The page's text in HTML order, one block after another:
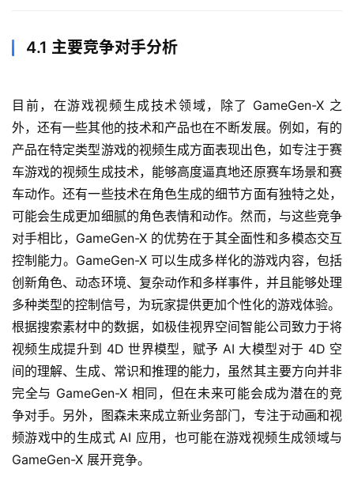
4.1 主要竞争对手分析
目前，在游戏视频生成技术领域，除了 GameGen-X 之
外，还有一些其他的技术和产品也在不断发展。例如，有的
产品在特定类型游戏的视频生成方面表现出色，如专注于赛
车游戏的视频生成技术，能够高度逼真地还原赛车场景和赛
车动作。还有一些技术在角色生成的细节方面有独特之处，
可能会生成更加细腻的角色表情和动作。然而，与这些竞争
对手相比，GameGen-X 的优势在于其全面性和多模态交互
控制能力。GameGen-X 可以生成多样化的游戏内容，包括
创新角色、动态环境、复杂动作和多样事件，并且能够处理
多种类型的控制信号，为玩家提供更加个性化的游戏体验。
根据搜索素材中的数据，如极佳视界空间智能公司致力于将
视频生成提升到 4D 世界模型，赋予 AI 大模型对于 4D 空
间的理解、生成、常识和推理的能力，虽然其主要方向并非
完全与 GameGen-X 相同，但在未来可能会成为潜在的竞
争对手。另外，图森未来成立新业务部门，专注于动画和视
频游戏中的生成式 AI 应用，也可能在游戏视频生成领域与
GameGen-X 展开竞争。